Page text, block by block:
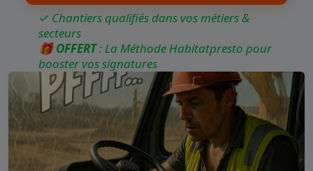
✓ Chantiers qualifiés dans vos métiers &
secteurs
🎁OFFERT: La Méthode Habitatpresto pour
booster vos signatures